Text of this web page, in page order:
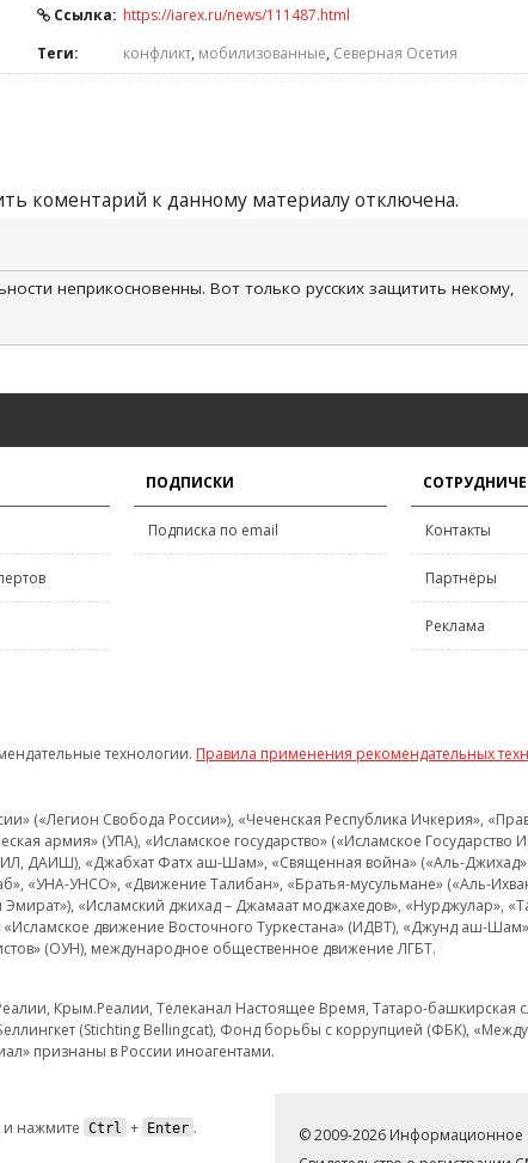
Ссылка: https://iarex.ru/news/111487.html
Теги: конфликт, мобилизованные, Северная Осетия
коментарий к данному материалу отключена.
неприкосновенны. Вот только русских защитить некому,
ПОДПИСКИ
Подписка по email Контакты
Партнёры
Реклама
технологии. Правила применения рекомендательных
(«Легион Свобода России»), «Чеченская Республика Ичкерия»,
армия» (УПА), «Исламское государство» («Исламское
ДАИШ), «Джабхат Фатх аш-Шам», «Священная война» («Аль-Джихад»
«УНА-УНСО», «Движение Талибан», «Братья-мусульмане» («Аль-
Эмират»), «Исламский джихад – Джамаат моджахедов», «Нурджулар»,
«Исламское движение Восточного Туркестана» (ИДВТ), «Джунд аш-
(ОУН), международное общественное движение ЛГБТ.
Крым.Реалии, Телеканал Настоящее Время, Татаро-
(Stichting Bellingcat), Фонд борьбы с коррупцией (ФБК),
признаны в России иноагентами.
нажмите Ctrl + Enter .
© 2009-2026 Информационное